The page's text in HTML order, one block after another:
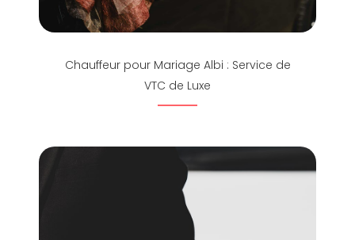
Chauffeur pour Mariage Albi : Service de
VTC de Luxe